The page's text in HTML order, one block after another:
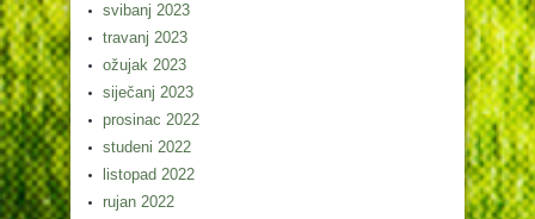
svibanj 2023
travanj 2023
ožujak 2023
siječanj 2023
prosinac 2022
studeni 2022
listopad 2022
rujan 2022